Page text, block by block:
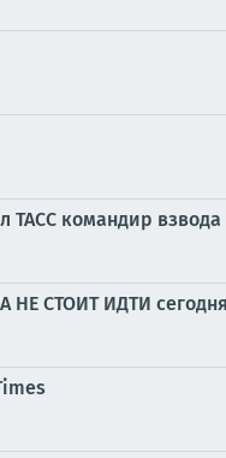
ТАСС командир
СТОИТ ИДТИ